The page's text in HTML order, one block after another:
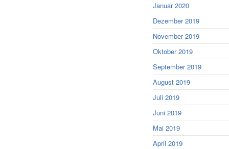
Januar 2020
Dezember 2019
November 2019
Oktober 2019
September 2019
August 2019
Juli 2019
Juni 2019
Mai 2019
April 2019